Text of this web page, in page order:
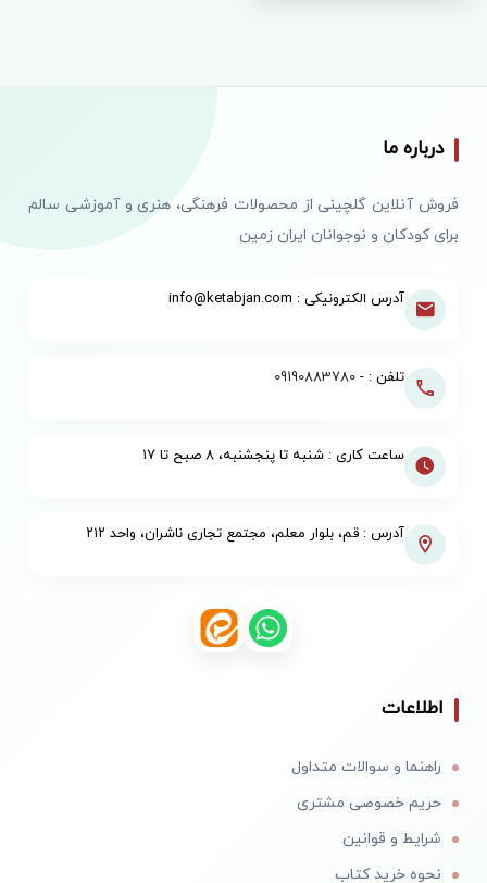
درباره ما
فروش آنلاین گلچینی از محصولات فرهنگی، هنری و آموزشی سالم
برای کودکان و نوجوانان ایران زمین
آدرس الکترونیکی : info@ketabjan.com
تلفن : -09190883780
ساعت کاری : شنبه تا پنجشنبه، ۸ صبح تا ۱۷
آدرس : قم، بلوار معلم، مجتمع تجاری ناشران، واحد ۲۱۲
اطلاعات
راهنما و سوالات متداول
حریم خصوصی مشتری
شرایط و قوانین
نحوه خرید کتاب